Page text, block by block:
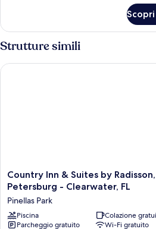
1
letto
king,
non
Standard,
1
letto
king,
non
Strutture simili
Country
Inn
Suites
by
Radisson,
Country Inn & Suites by
Petersburg - Clearwater, FL
Pinellas Park
Piscina
Colazione
Parcheggio gratuito
Wi-Fi gratuito
Country Inn & Suites by Radisson,